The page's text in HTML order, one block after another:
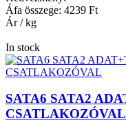
Áfa összege: 4239 Ft
Ár / kg
In stock
SATA6 SATA2
CSATLAKOZÓVAL